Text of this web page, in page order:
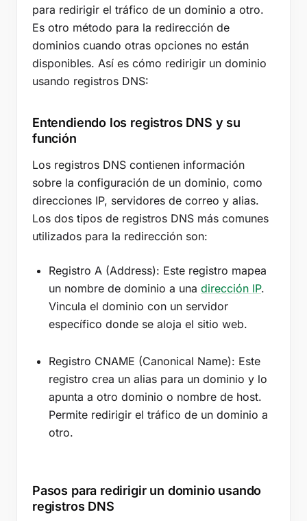
para redirigir el tráfico de un dominio a otro.
Es otro método para la redirección de
dominios cuando otras opciones no están
disponibles. Así es cómo redirigir un dominio
usando registros DNS:
Entendiendo los registros DNS y su
función
Los registros DNS contienen información
sobre la configuración de un dominio, como
direcciones IP, servidores de correo y alias.
Los dos tipos de registros DNS más comunes
utilizados para la redirección son:
Registro A (Address): Este registro mapea
un nombre de dominio a una dirección IP.
Vincula el dominio con un servidor
específico donde se aloja el sitio web.
Registro CNAME (Canonical Name): Este
registro crea un alias para un dominio y lo
apunta a otro dominio o nombre de host.
Permite redirigir el tráfico de un dominio a
otro.
Pasos para redirigir un dominio usando
registros DNS